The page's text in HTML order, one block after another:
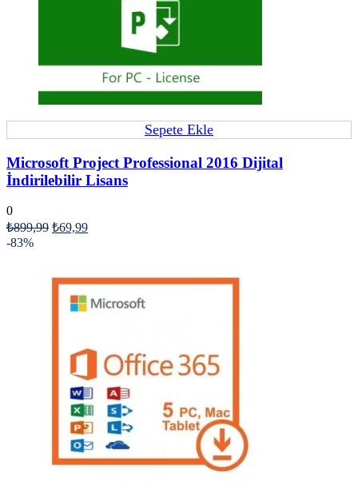
Sepete Ekle
Microsoft Project Professional 2016 Dijital
İndirilebilir Lisans
0
₺899,99 ₺69,99
-83%